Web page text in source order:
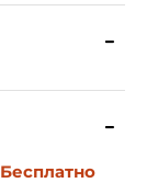
Бесплатно